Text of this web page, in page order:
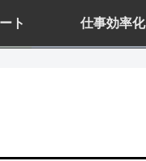
ト 仕事効率化